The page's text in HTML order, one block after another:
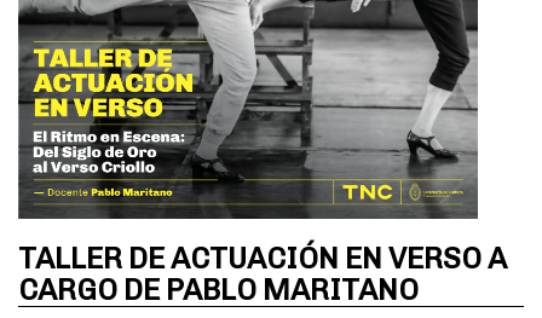
TALLER DE ACTUACIÓN EN VERSO A
CARGO DE PABLO MARITANO